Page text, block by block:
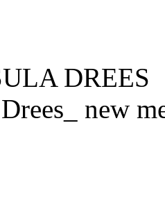
DREES
new